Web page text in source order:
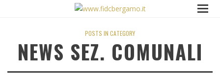
POSTS IN CATEGORY
NEWS SEZ. COMUNALI